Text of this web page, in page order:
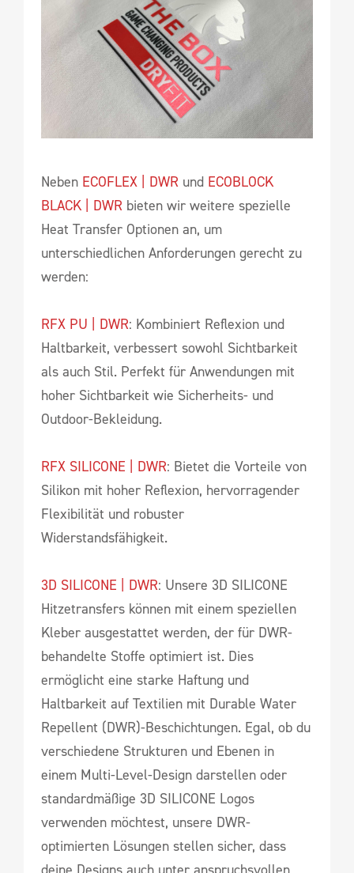
Neben ECOFLEX | DWR und ECOBLOCK
BLACK | DWR bieten wir weitere spezielle
Heat Transfer Optionen an, um
unterschiedlichen Anforderungen gerecht zu
werden:
RFX PU | DWR: Kombiniert Reflexion und
Haltbarkeit, verbessert sowohl Sichtbarkeit
als auch Stil. Perfekt für Anwendungen mit
hoher Sichtbarkeit wie Sicherheits- und
Outdoor-Bekleidung.
RFX SILICONE | DWR: Bietet die Vorteile von
Silikon mit hoher Reflexion, hervorragender
Flexibilität und robuster
Widerstandsfähigkeit.
3D SILICONE | DWR: Unsere 3D SILICONE
Hitzetransfers können mit einem speziellen
Kleber ausgestattet werden, der für DWR-
behandelte Stoffe optimiert ist. Dies
ermöglicht eine starke Haftung und
Haltbarkeit auf Textilien mit Durable Water
Repellent (DWR)-Beschichtungen. Egal, ob du
verschiedene Strukturen und Ebenen in
einem Multi-Level-Design darstellen oder
standardmäßige 3D SILICONE Logos
verwenden möchtest, unsere DWR-
optimierten Lösungen stellen sicher, dass